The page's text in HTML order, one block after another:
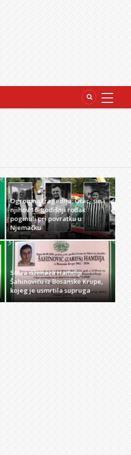
Aug 2026 - 20:32
(Smajil) SEJAD